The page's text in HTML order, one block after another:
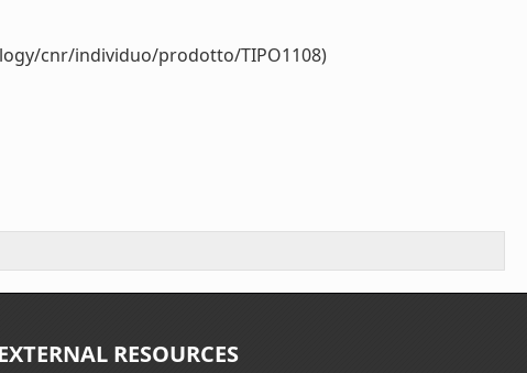
cnr/individuo/prodotto/TIPO1108)
RESOURCES